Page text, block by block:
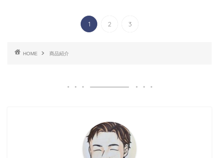
1 2 3
HOME 商品紹介